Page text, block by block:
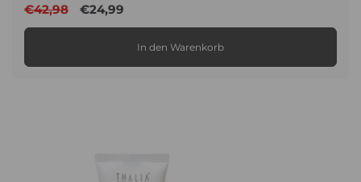
Normaler
Preis
€42,98 Verkaufspreis
€24,99
In den Warenkorb